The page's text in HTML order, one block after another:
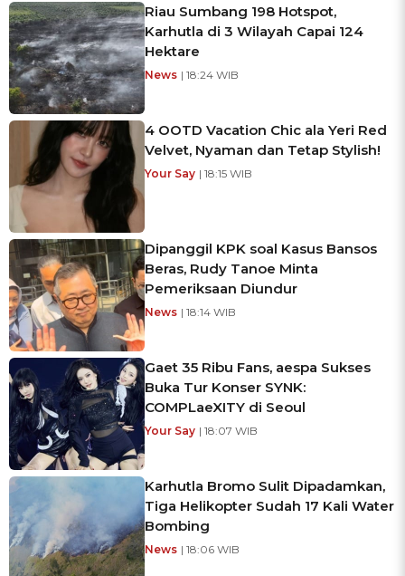
Riau Sumbang 198 Hotspot,
Karhutla di 3 Wilayah Capai 124
Hektare
News | 18:24 WIB
4 OOTD Vacation Chic ala Yeri Red
Velvet, Nyaman dan Tetap Stylish!
Your Say | 18:15 WIB
Dipanggil KPK soal Kasus Bansos
Beras, Rudy Tanoe Minta
Pemeriksaan Diundur
News | 18:14 WIB
Gaet 35 Ribu Fans, aespa Sukses
Buka Tur Konser SYNK:
COMPLaeXITY di Seoul
Your Say | 18:07 WIB
Karhutla Bromo Sulit Dipadamkan,
Tiga Helikopter Sudah 17 Kali Water
Bombing
News | 18:06 WIB